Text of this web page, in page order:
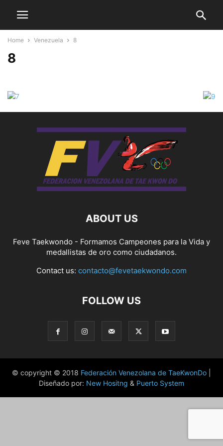
Home Venezuela 8
8
ABOUT US
Feve Taekwondo - Formamos Campeones para la Vida y
medallistas de oro como ciudadanos.
Contact us: contacto@fevetaekwondo.com
FOLLOW US
© copyright © 2018 Federación Venezolana de TaeKwonDo
Diseñado por: New Hositng & Puerto System